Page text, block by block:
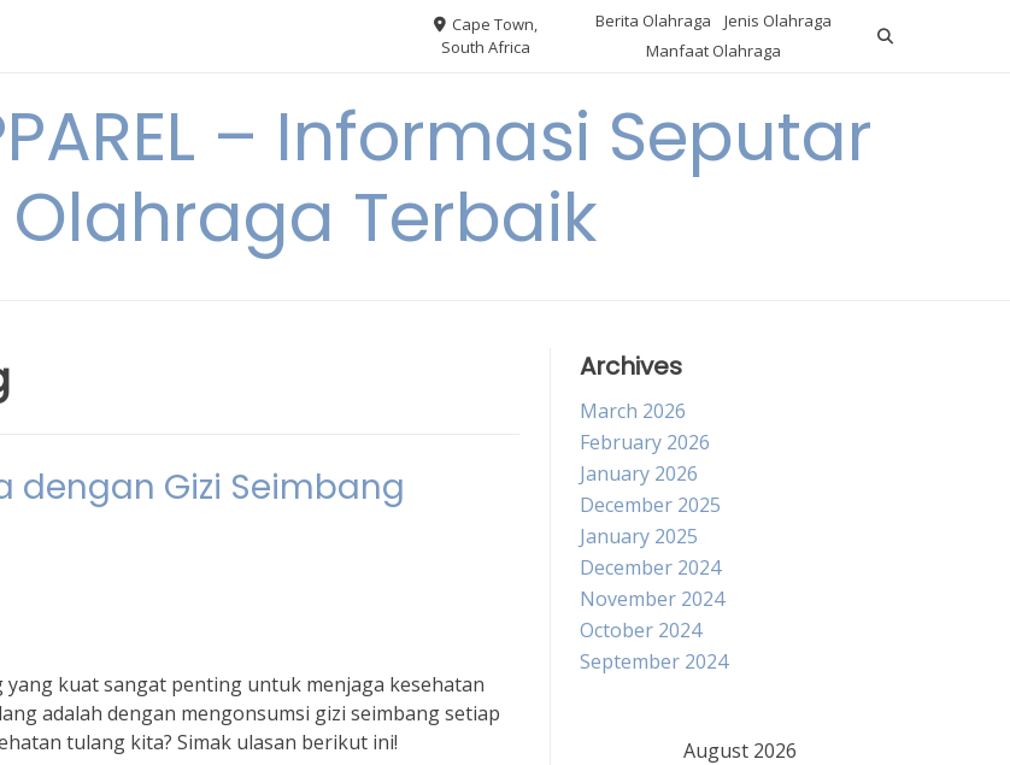
Cape Town,
South Africa
Berita Olahraga
Jenis Olahraga
Manfaat Olahraga
– Informasi Seputar
Terbaik
dengan Gizi Seimbang
kuat sangat penting untuk menjaga kesehatan
adalah dengan mengonsumsi gizi seimbang setiap
tulang kita? Simak ulasan berikut ini!
Archives
March 2026
February 2026
January 2026
December 2025
January 2025
December 2024
November 2024
October 2024
September 2024
August 2026